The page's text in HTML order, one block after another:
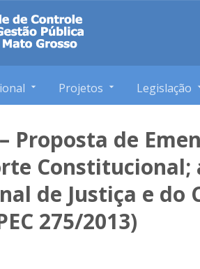
Projetos Legislação
Proposta de
Constitucional;
de Justiça e do
275/2013)